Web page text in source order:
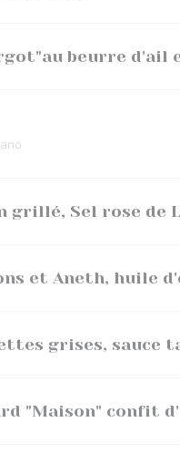
beurre d'ail
grillé, Sel rose de
et Aneth, huile
grises, sauce
"Maison" confit